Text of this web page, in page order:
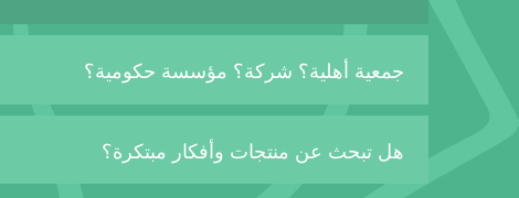
جمعية أهلية؟ شركة؟ مؤسسة حكومية؟
هل تبحث عن منتجات وأفكار مبتكرة؟